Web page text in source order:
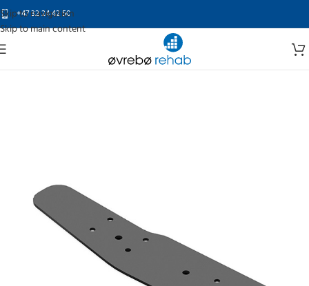
Skip to navigation
Skip to main content
+47 32 24 42 50